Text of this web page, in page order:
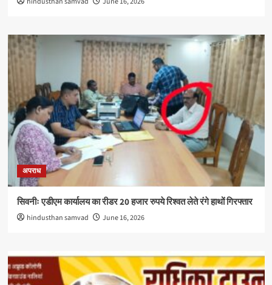
अपराध
सिवनीः एडीएम कार्यालय का रीडर 20 हजार रुपये रिश्वत लेते रंगे हाथों गिरफ्तार
hindusthan samvad June 16, 2026